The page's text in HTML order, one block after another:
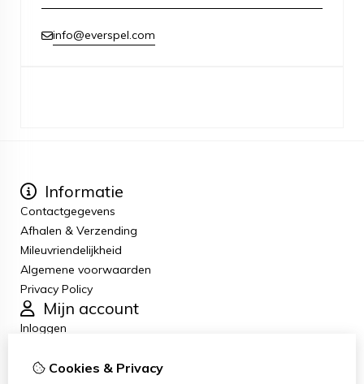
info@everspel.com
Informatie
Contactgegevens
Afhalen & Verzending
Mileuvriendelijkheid
Algemene voorwaarden
Privacy Policy
Mijn account
Inloggen
Verlanglijst
Cookies & Privacy